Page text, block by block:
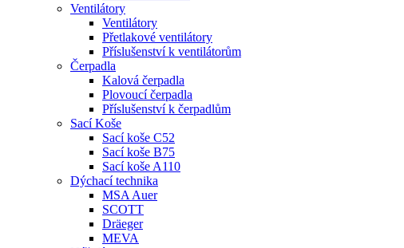
Ventilátory
Ventilátory
Přetlakové ventilátory
Příslušenství k ventilátorům
Čerpadla
Kalová čerpadla
Plovoucí čerpadla
Příslušenství k čerpadlům
Sací Koše
Sací koše C52
Sací koše B75
Sací koše A110
Dýchací technika
MSA Auer
SCOTT
Dräeger
MEVA